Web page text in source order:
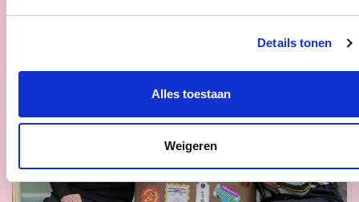
Details tonen
Alles toestaan
Weigeren
Nieuws